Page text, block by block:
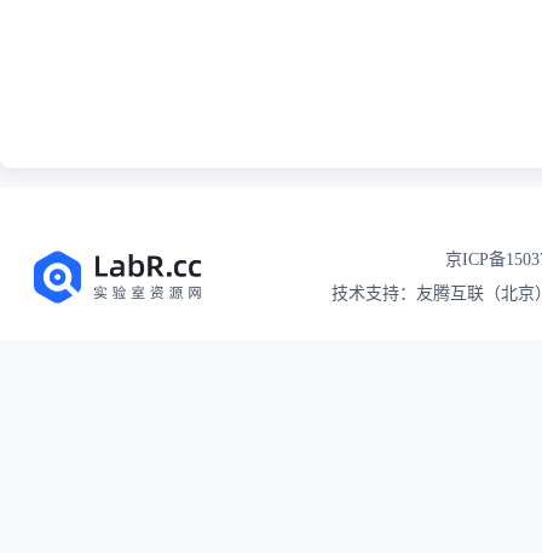
京ICP备
技术支持：友腾互联（北京